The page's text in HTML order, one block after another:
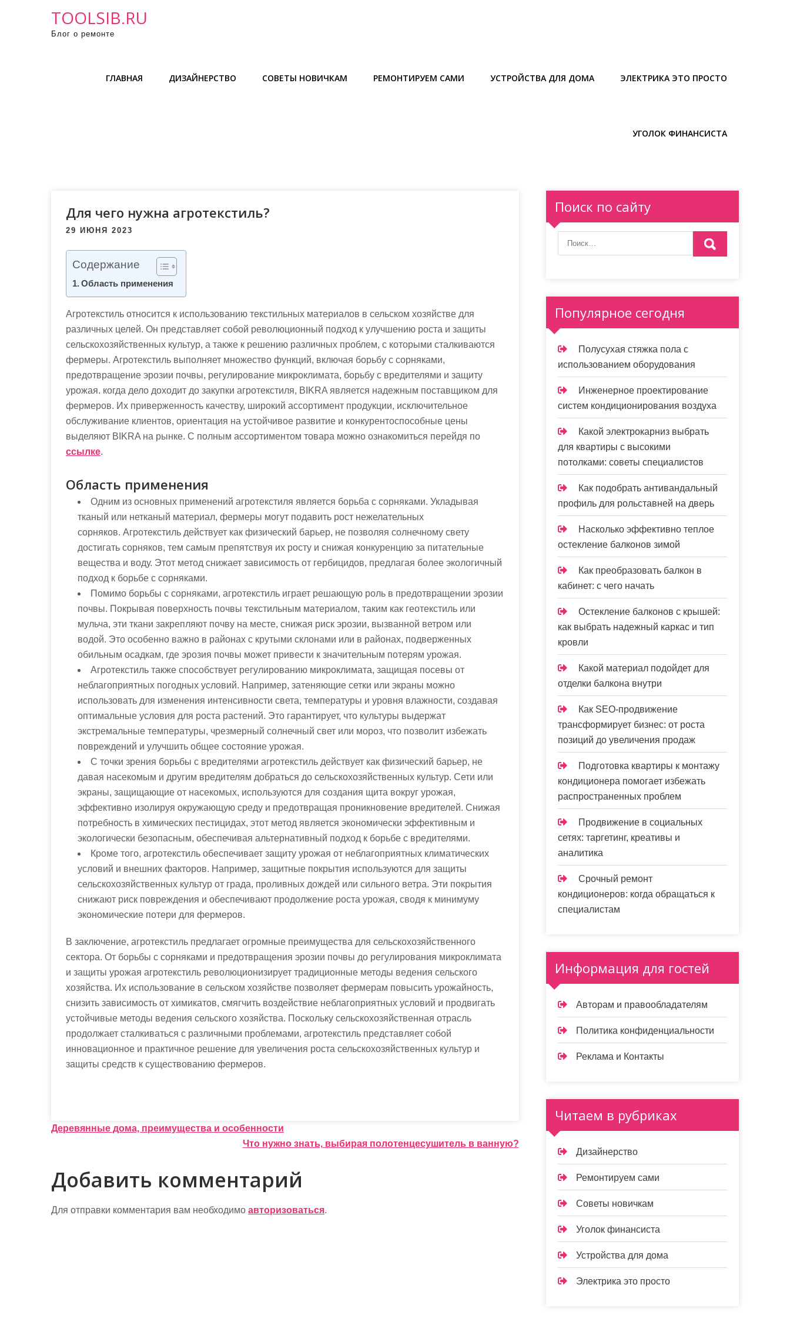
TOOLSIB.RU
Блог о ремонте
ГЛАВНАЯ ДИЗАЙНЕРСТВО СОВЕТЫ НОВИЧКАМ РЕМОНТИРУЕМ САМИ УСТРОЙСТВА ДЛЯ ДОМА ЭЛЕКТРИКА ЭТО ПРОСТО
УГОЛОК ФИНАНСИСТА
Для чего нужна агротекстиль?
29 ИЮНЯ 2023
Содержание
Область применения
Агротекстиль относится к использованию текстильных материалов в сельском хозяйстве для
различных целей. Он представляет собой революционный подход к улучшению роста и защиты
сельскохозяйственных культур, а также к решению различных проблем, с которыми сталкиваются
фермеры. Агротекстиль выполняет множество функций, включая борьбу с сорняками,
предотвращение эрозии почвы, регулирование микроклимата, борьбу с вредителями и защиту
урожая. когда дело доходит до закупки агротекстиля, BIKRA является надежным поставщиком для
фермеров. Их приверженность качеству, широкий ассортимент продукции, исключительное
обслуживание клиентов, ориентация на устойчивое развитие и конкурентоспособные цены
выделяют BIKRA на рынке. С полным ассортиментом товара можно ознакомиться перейдя по
ссылке.
Область применения
Одним из основных применений агротекстиля является борьба с сорняками. Укладывая
тканый или нетканый материал, фермеры могут подавить рост нежелательных
сорняков. Агротекстиль действует как физический барьер, не позволяя солнечному свету
достигать сорняков, тем самым препятствуя их росту и снижая конкуренцию за питательные
вещества и воду. Этот метод снижает зависимость от гербицидов, предлагая более экологичный
подход к борьбе с сорняками.
Помимо борьбы с сорняками, агротекстиль играет решающую роль в предотвращении эрозии
почвы. Покрывая поверхность почвы текстильным материалом, таким как геотекстиль или
мульча, эти ткани закрепляют почву на месте, снижая риск эрозии, вызванной ветром или
водой. Это особенно важно в районах с крутыми склонами или в районах, подверженных
обильным осадкам, где эрозия почвы может привести к значительным потерям урожая.
Агротекстиль также способствует регулированию микроклимата, защищая посевы от
неблагоприятных погодных условий. Например, затеняющие сетки или экраны можно
использовать для изменения интенсивности света, температуры и уровня влажности, создавая
оптимальные условия для роста растений. Это гарантирует, что культуры выдержат
экстремальные температуры, чрезмерный солнечный свет или мороз, что позволит избежать
повреждений и улучшить общее состояние урожая.
С точки зрения борьбы с вредителями агротекстиль действует как физический барьер, не
давая насекомым и другим вредителям добраться до сельскохозяйственных культур. Сети или
экраны, защищающие от насекомых, используются для создания щита вокруг урожая,
эффективно изолируя окружающую среду и предотвращая проникновение вредителей. Снижая
потребность в химических пестицидах, этот метод является экономически эффективным и
экологически безопасным, обеспечивая альтернативный подход к борьбе с вредителями.
Кроме того, агротекстиль обеспечивает защиту урожая от неблагоприятных климатических
условий и внешних факторов. Например, защитные покрытия используются для защиты
сельскохозяйственных культур от града, проливных дождей или сильного ветра. Эти покрытия
снижают риск повреждения и обеспечивают продолжение роста урожая, сводя к минимуму
экономические потери для фермеров.
В заключение, агротекстиль предлагает огромные преимущества для сельскохозяйственного
сектора. От борьбы с сорняками и предотвращения эрозии почвы до регулирования микроклимата
и защиты урожая агротекстиль революционизирует традиционные методы ведения сельского
хозяйства. Их использование в сельском хозяйстве позволяет фермерам повысить урожайность,
снизить зависимость от химикатов, смягчить воздействие неблагоприятных условий и продвигать
устойчивые методы ведения сельского хозяйства. Поскольку сельскохозяйственная отрасль
продолжает сталкиваться с различными проблемами, агротекстиль представляет собой
инновационное и практичное решение для увеличения роста сельскохозяйственных культур и
защиты средств к существованию фермеров.
Н
в
и
г
Деревянные дома, преимущества и особенности
Что нужно знать, выбирая полотенцесушитель в ванную?
Добавить комментарий
Для отправки комментария вам необходимо авторизоваться.
Поиск по сайту
Популярное сегодня
Полусухая стяжка пола с
использованием оборудования
Инженерное проектирование
систем кондиционирования воздуха
Какой электрокарниз выбрать
для квартиры с высокими
потолками: советы специалистов
Как подобрать антивандальный
профиль для рольставней на дверь
Насколько эффективно теплое
остекление балконов зимой
Как преобразовать балкон в
кабинет: с чего начать
Остекление балконов с крышей:
как выбрать надежный каркас и тип
кровли
Какой материал подойдет для
отделки балкона внутри
Как SEO-продвижение
трансформирует бизнес: от роста
позиций до увеличения продаж
Подготовка квартиры к монтажу
кондиционера помогает избежать
распространенных проблем
Продвижение в социальных
сетях: таргетинг, креативы и
аналитика
Срочный ремонт
кондиционеров: когда обращаться к
специалистам
Информация для гостей
Авторам и правообладателям
Политика конфиденциальности
Реклама и Контакты
Читаем в рубриках
Дизайнерство
Ремонтируем сами
Советы новичкам
Уголок финансиста
Устройства для дома
Электрика это просто